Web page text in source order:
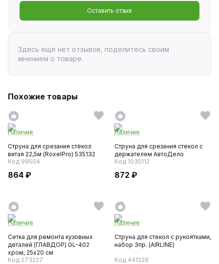
Оставить отзыв
Здесь ещё нет отзывов, поделитесь своим
мнением о товаре.
Похожие товары
Наличие
Струна для срезания стёкол
витая 22,5м (RoxelPro) 535132
Код 99504
864 ₽
Наличие
Струна для срезания стекол с
держателем АвтоДело
Код 1035112
872 ₽
Наличие
Сетка для ремонта кузовных
деталей (ГЛАВДОР) GL-402
хром, 25х20 см
Код 273227
Наличие
Струна для стекол с рукоятками,
набор 3пр. (AIRLINE)
Код 441228